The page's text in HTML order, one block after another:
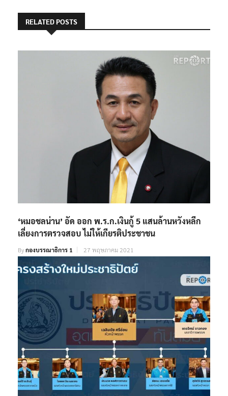
RELATED POSTS
‘หมอชลน่าน’ อัด ออก พ.ร.ก.เงินกู้ 5 แสนล้านหวังหลีก
เลี่ยงการตรวจสอบ ไม่ให้เกียรติประชาชน
Byกองบรรณาธิการ 1 27 พฤษภาคม 2021